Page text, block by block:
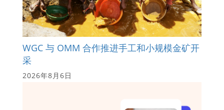
WGC 与 OMM 合作推进手工和小规模金矿开
采
2026年8月6日